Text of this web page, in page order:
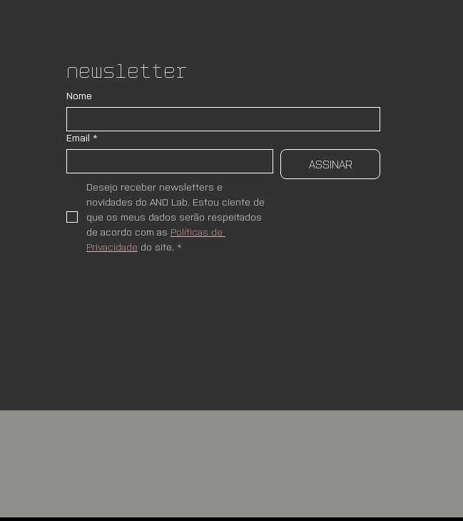
Newsletter
Nome
Email *
ASSINAR
Desejo receber newsletters e
novidades do AND Lab. Estou ciente de
que os meus dados serão respeitados
de acordo com as Políticas de
Privacidade do site. *